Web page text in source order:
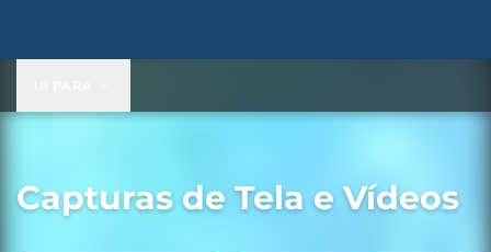
Capturas de Tela e Vídeos